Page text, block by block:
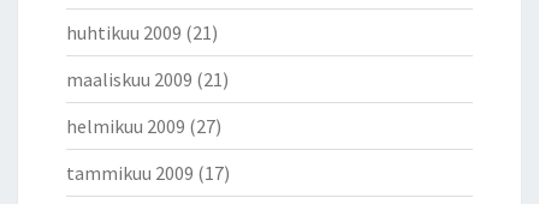
huhtikuu 2009 (21)
maaliskuu 2009 (21)
helmikuu 2009 (27)
tammikuu 2009 (17)